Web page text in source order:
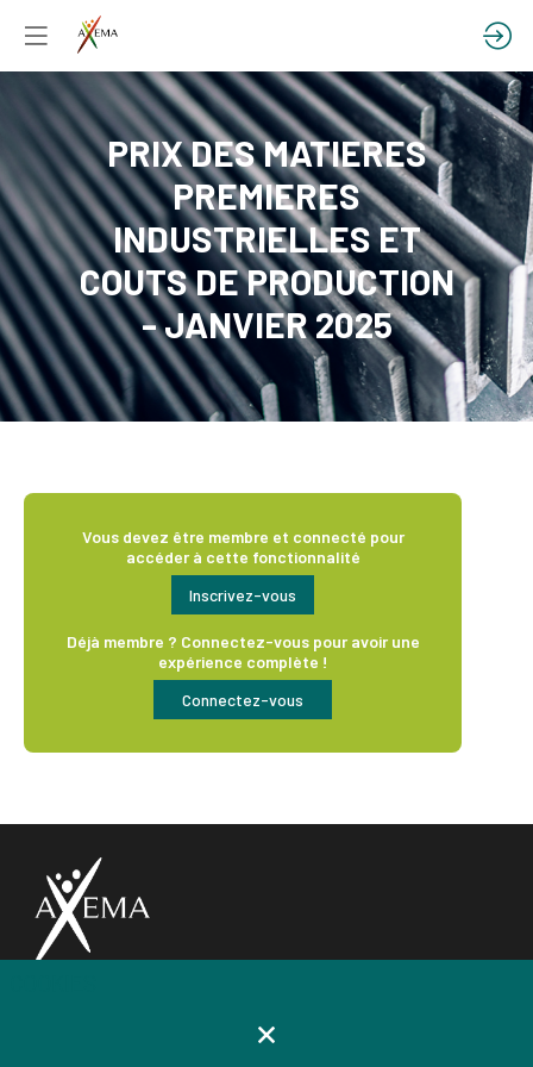
PRIX DES MATIERES
PREMIERES
INDUSTRIELLES ET
COUTS DE PRODUCTION
- JANVIER 2025
Vous devez être membre et connecté pour
accéder à cette fonctionnalité
Inscrivez-vous
Déjà membre ? Connectez-vous pour avoir une
expérience complète !
Connectez-vous